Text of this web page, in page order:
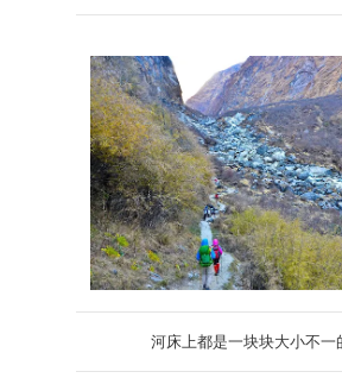
河床上都是一块块大小不一